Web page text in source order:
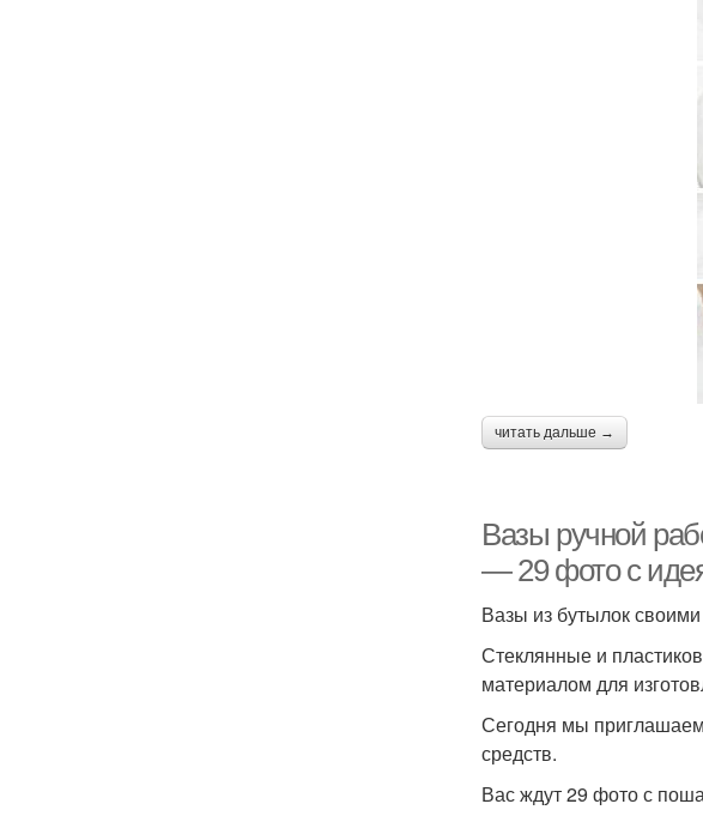
читать дальше →
Вазы ручной
— 29 фото с
Вазы из бутылок
Стеклянные и
материалом для
Сегодня мы приглашаем
средств.
Вас ждут 29 фото с